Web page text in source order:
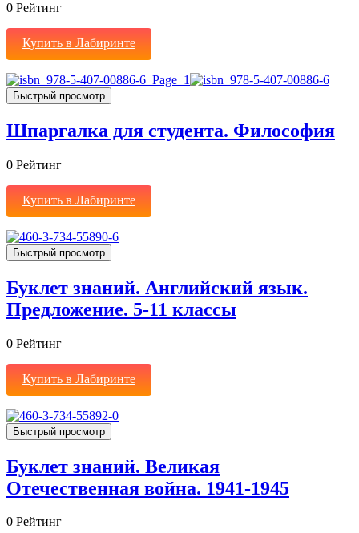
0 Рейтинг
Купить в Лабиринте
Быстрый просмотр
Шпаргалка для студента. Философия
0 Рейтинг
Купить в Лабиринте
Быстрый просмотр
Буклет знаний. Английский язык.
Предложение. 5-11 классы
0 Рейтинг
Купить в Лабиринте
Быстрый просмотр
Буклет знаний. Великая
Отечественная война. 1941-1945
0 Рейтинг